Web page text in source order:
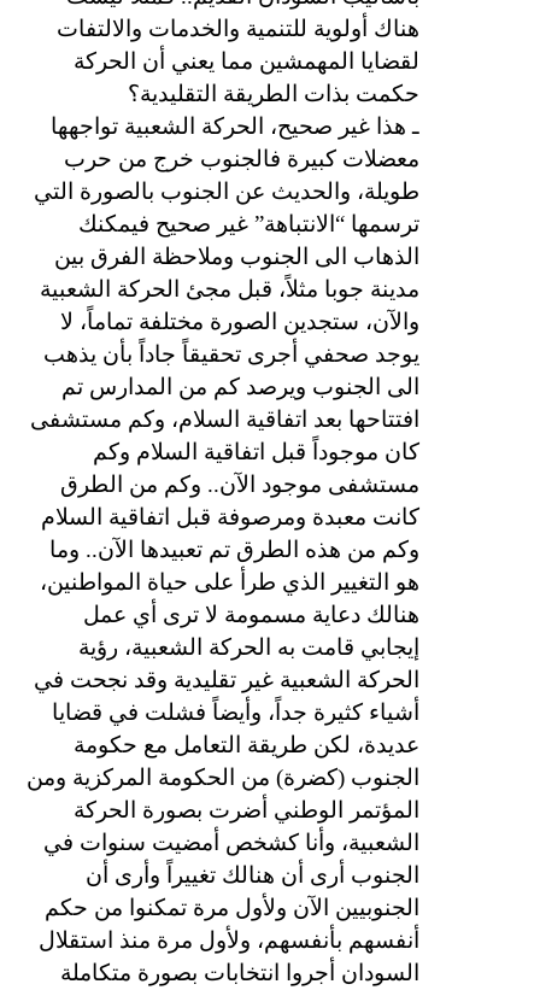
هناك أولوية للتنمية والخدمات والالتفات
لقضايا المهمشين مما يعني أن الحركة
حكمت بذات الطريقة التقليدية؟
ـ هذا غير صحيح، الحركة الشعبية تواجهها
معضلات كبيرة فالجنوب خرج من حرب
طويلة، والحديث عن الجنوب بالصورة التي
ترسمها “الانتباهة” غير صحيح فيمكنك
الذهاب الى الجنوب وملاحظة الفرق بين
مدينة جوبا مثلاً، قبل مجئ الحركة الشعبية
والآن، ستجدين الصورة مختلفة تماماً، لا
يوجد صحفي أجرى تحقيقاً جاداً بأن يذهب
الى الجنوب ويرصد كم من المدارس تم
افتتاحها بعد اتفاقية السلام، وكم مستشفى
كان موجوداً قبل اتفاقية السلام وكم
مستشفى موجود الآن.. وكم من الطرق
كانت معبدة ومرصوفة قبل اتفاقية السلام
وكم من هذه الطرق تم تعبيدها الآن.. وما
هو التغيير الذي طرأ على حياة المواطنين،
هنالك دعاية مسمومة لا ترى أي عمل
إيجابي قامت به الحركة الشعبية، رؤية
الحركة الشعبية غير تقليدية وقد نجحت في
أشياء كثيرة جداً، وأيضاً فشلت في قضايا
عديدة، لكن طريقة التعامل مع حكومة
الجنوب (كضرة) من الحكومة المركزية ومن
المؤتمر الوطني أضرت بصورة الحركة
الشعبية، وأنا كشخص أمضيت سنوات في
الجنوب أرى أن هنالك تغييراً وأرى أن
الجنوبيين الآن ولأول مرة تمكنوا من حكم
أنفسهم بأنفسهم، ولأول مرة منذ استقلال
السودان أجروا انتخابات بصورة متكاملة